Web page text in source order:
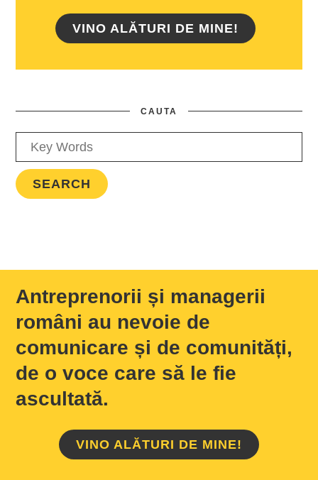
VINO ALĂTURI DE MINE!
CAUTA
Antreprenorii și managerii
români au nevoie de
comunicare și de comunități,
de o voce care să le fie
ascultată.
VINO ALĂTURI DE MINE!